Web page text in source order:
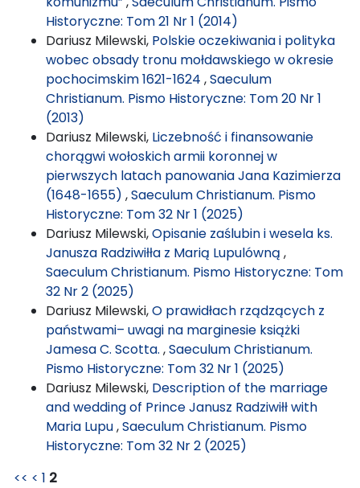
Historyczne: Tom 21 Nr 1 (2014)
Dariusz Milewski, Polskie oczekiwania i polityka
wobec obsady tronu mołdawskiego w okresie
pochocimskim 1621-1624 ,Saeculum
Christianum. Pismo Historyczne: Tom 20 Nr 1
(2013)
Dariusz Milewski, Liczebność i finansowanie
chorągwi wołoskich armii koronnej w
pierwszych latach panowania Jana Kazimierza
(1648-1655) ,Saeculum Christianum. Pismo
Historyczne: Tom 32 Nr 1 (2025)
Dariusz Milewski,Opisanie zaślubin i wesela ks.
Janusza Radziwiłła z Marią Lupulówną ,
Saeculum Christianum. Pismo Historyczne: Tom
32 Nr 2 (2025)
Dariusz Milewski,O prawidłach rządzących z
państwami– uwagi na marginesie książki
Jamesa C. Scotta. ,Saeculum Christianum.
Pismo Historyczne: Tom 32 Nr 1 (2025)
Dariusz Milewski, Description of the marriage
and wedding of Prince Janusz Radziwiłł with
Maria Lupu,Saeculum Christianum. Pismo
Historyczne: Tom 32 Nr 2 (2025)
<< < 1 2